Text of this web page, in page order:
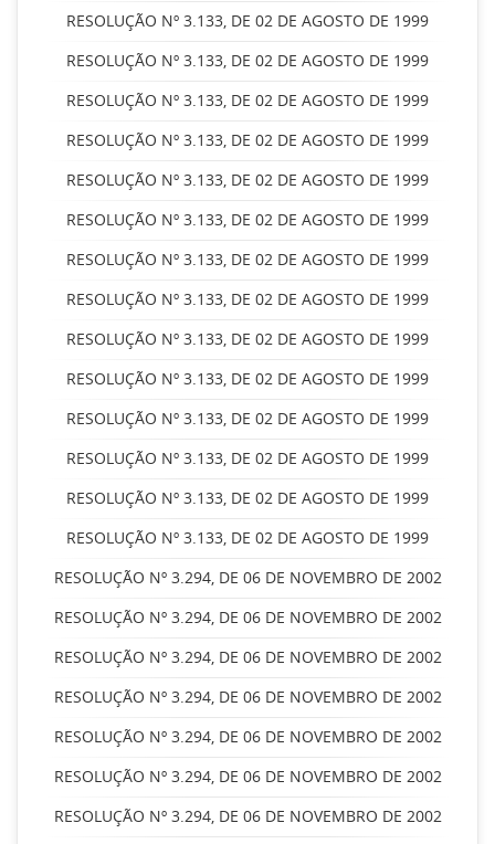
RESOLUÇÃO Nº 3.133, DE 02 DE AGOSTO DE 1999
RESOLUÇÃO Nº 3.133, DE 02 DE AGOSTO DE 1999
RESOLUÇÃO Nº 3.133, DE 02 DE AGOSTO DE 1999
RESOLUÇÃO Nº 3.133, DE 02 DE AGOSTO DE 1999
RESOLUÇÃO Nº 3.133, DE 02 DE AGOSTO DE 1999
RESOLUÇÃO Nº 3.133, DE 02 DE AGOSTO DE 1999
RESOLUÇÃO Nº 3.133, DE 02 DE AGOSTO DE 1999
RESOLUÇÃO Nº 3.133, DE 02 DE AGOSTO DE 1999
RESOLUÇÃO Nº 3.133, DE 02 DE AGOSTO DE 1999
RESOLUÇÃO Nº 3.133, DE 02 DE AGOSTO DE 1999
RESOLUÇÃO Nº 3.133, DE 02 DE AGOSTO DE 1999
RESOLUÇÃO Nº 3.133, DE 02 DE AGOSTO DE 1999
RESOLUÇÃO Nº 3.133, DE 02 DE AGOSTO DE 1999
RESOLUÇÃO Nº 3.133, DE 02 DE AGOSTO DE 1999
RESOLUÇÃO Nº 3.294, DE 06 DE NOVEMBRO DE 2002
RESOLUÇÃO Nº 3.294, DE 06 DE NOVEMBRO DE 2002
RESOLUÇÃO Nº 3.294, DE 06 DE NOVEMBRO DE 2002
RESOLUÇÃO Nº 3.294, DE 06 DE NOVEMBRO DE 2002
RESOLUÇÃO Nº 3.294, DE 06 DE NOVEMBRO DE 2002
RESOLUÇÃO Nº 3.294, DE 06 DE NOVEMBRO DE 2002
RESOLUÇÃO Nº 3.294, DE 06 DE NOVEMBRO DE 2002